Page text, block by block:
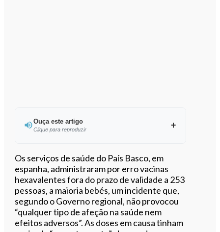
Ouça este artigo
Clique para reproduzir
Ouvir este artigo
Os serviços de saúde do País Basco, em
espanha, administraram por erro vacinas
hexavalentes fora do prazo de validade a 253
pessoas, a maioria bebés, um incidente que,
segundo o Governo regional, não provocou
“qualquer tipo de afeção na saúde nem
efeitos adversos”. As doses em causa tinham